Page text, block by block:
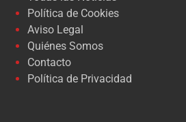
Política de Cookies
Aviso Legal
Quiénes Somos
Contacto
Política de Privacidad